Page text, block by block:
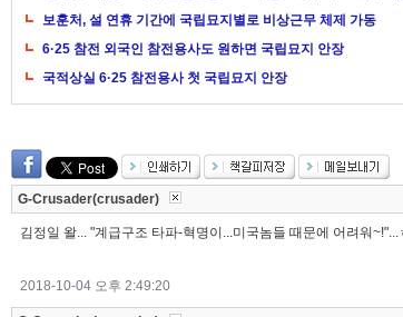
보훈처, 설 연휴 기간에 국립묘지별로 비상근무 체제 가동
6·25 참전 외국인 참전용사도 원하면 국립묘지 안장
국적상실 6·25 참전용사 첫 국립묘지 안장
G-Crusader(crusader)
김정일 왈... "계급구조 타파-혁명이...미국놈들 때문에 어려워
2018-10-04 오후 2:49:20